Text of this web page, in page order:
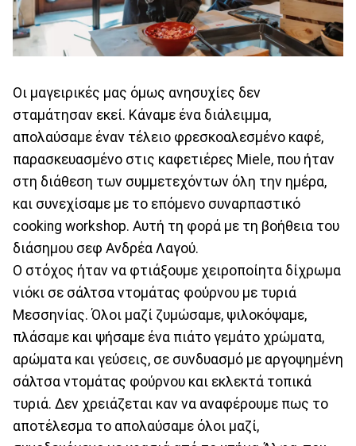
Οι μαγειρικές μας όμως ανησυχίες δεν
σταμάτησαν εκεί. Κάναμε ένα διάλειμμα,
απολαύσαμε έναν τέλειο φρεσκοαλεσμένο καφέ,
παρασκευασμένο στις καφετιέρες Miele, που ήταν
στη διάθεση των συμμετεχόντων όλη την ημέρα,
και συνεχίσαμε με το επόμενο συναρπαστικό
cooking workshop. Αυτή τη φορά με τη βοήθεια του
διάσημου σεφ Ανδρέα Λαγού.
Ο στόχος ήταν να φτιάξουμε χειροποίητα δίχρωμα
νιόκι σε σάλτσα ντομάτας φούρνου με τυριά
Μεσσηνίας. Όλοι μαζί ζυμώσαμε, ψιλοκόψαμε,
πλάσαμε και ψήσαμε ένα πιάτο γεμάτο χρώματα,
αρώματα και γεύσεις, σε συνδυασμό με αργοψημένη
σάλτσα ντομάτας φούρνου και εκλεκτά τοπικά
τυριά. Δεν χρειάζεται καν να αναφέρουμε πως το
αποτέλεσμα το απολαύσαμε όλοι μαζί,